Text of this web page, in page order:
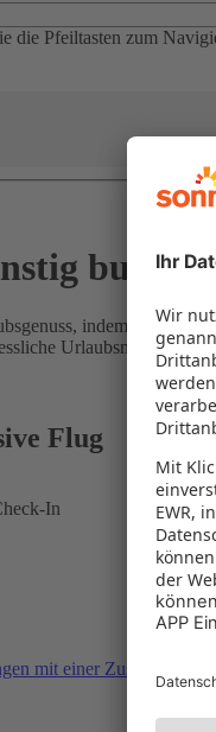
die Pfeiltasten zum
buchen
indem Flug
Urlaubsmomente
Flug
In
mit einer Zustimmung